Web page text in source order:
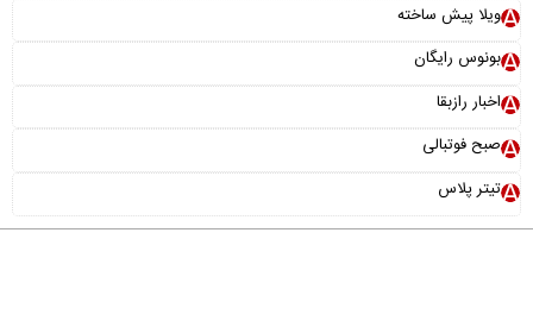
ویلا پیش ساخته
بونوس رایگان
اخبار رازبقا
صبح فوتبالی
تیتر پلاس